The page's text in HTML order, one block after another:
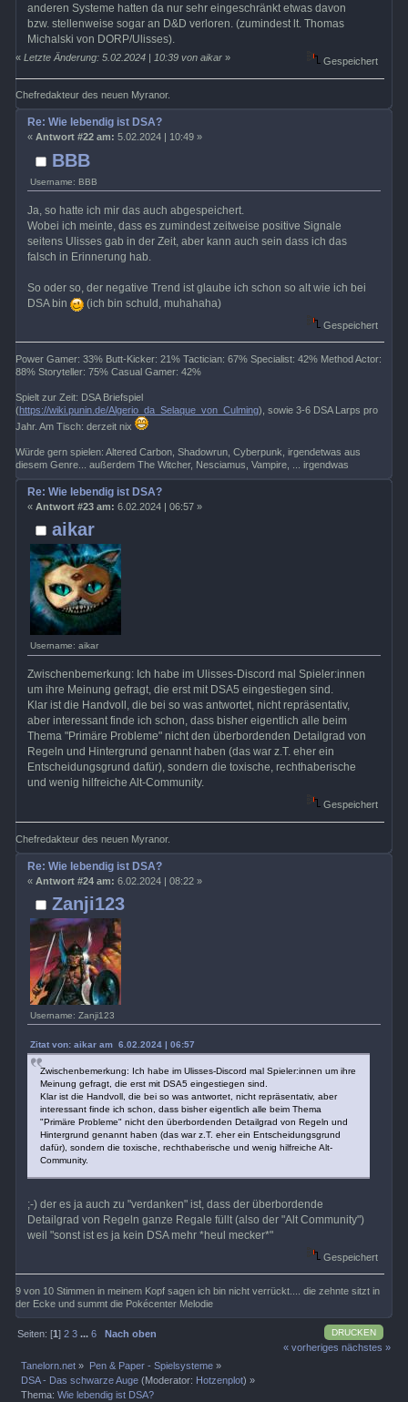
anderen Systeme hatten da nur sehr eingeschränkt etwas davon
bzw. stellenweise sogar an D&D verloren. (zumindest lt. Thomas
Michalski von DORP/Ulisses).
«Letzte Änderung: 5.02.2024 | 10:39 von aikar » Gespeichert
Chefredakteur des neuen Myranor.
BBB
Username: BBB
Re: Wie lebendig ist DSA?
« Antwort #22 am: 5.02.2024 | 10:49 »
Ja, so hatte ich mir das auch abgespeichert.
Wobei ich meinte, dass es zumindest zeitweise positive Signale
seitens Ulisses gab in der Zeit, aber kann auch sein dass ich das
falsch in Erinnerung hab.
So oder so, der negative Trend ist glaube ich schon so alt wie ich bei
DSA bin
(ich bin schuld, muhahaha)
Gespeichert
Power Gamer: 33% Butt-Kicker: 21% Tactician: 67% Specialist: 42% Method Actor:
88% Storyteller: 75% Casual Gamer: 42%
Spielt zur Zeit: DSA Briefspiel
(https://wiki.punin.de/Algerio_da_Selaque_von_Culming), sowie 3-6 DSA Larps pro
Jahr. Am Tisch: derzeit nix
Würde gern spielen: Altered Carbon, Shadowrun, Cyberpunk, irgendetwas aus
diesem Genre... außerdem The Witcher, Nesciamus, Vampire, ... irgendwas
aikar
Username: aikar
Re: Wie lebendig ist DSA?
« Antwort #23 am: 6.02.2024 | 06:57 »
Zwischenbemerkung: Ich habe im Ulisses-Discord mal Spieler:innen
um ihre Meinung gefragt, die erst mit DSA5 eingestiegen sind.
Klar ist die Handvoll, die bei so was antwortet, nicht repräsentativ,
aber interessant finde ich schon, dass bisher eigentlich alle beim
Thema "Primäre Probleme" nicht den überbordenden Detailgrad von
Regeln und Hintergrund genannt haben (das war z.T. eher ein
Entscheidungsgrund dafür), sondern die toxische, rechthaberische
und wenig hilfreiche Alt-Community.
Gespeichert
Chefredakteur des neuen Myranor.
Zanji123
Username: Zanji123
Re: Wie lebendig ist DSA?
« Antwort #24 am: 6.02.2024 | 08:22 »
Zitat von: aikar am 6.02.2024 | 06:57
Zwischenbemerkung: Ich habe im Ulisses-Discord mal Spieler:innen um ihre
Meinung gefragt, die erst mit DSA5 eingestiegen sind.
Klar ist die Handvoll, die bei so was antwortet, nicht repräsentativ, aber
interessant finde ich schon, dass bisher eigentlich alle beim Thema
"Primäre Probleme" nicht den überbordenden Detailgrad von Regeln und
Hintergrund genannt haben (das war z.T. eher ein Entscheidungsgrund
dafür), sondern die toxische, rechthaberische und wenig hilfreiche Alt-
Community.
;-) der es ja auch zu "verdanken" ist, dass der überbordende
Detailgrad von Regeln ganze Regale füllt (also der "Alt Community")
weil "sonst ist es ja kein DSA mehr *heul mecker*"
Gespeichert
9 von 10 Stimmen in meinem Kopf sagen ich bin nicht verrückt.... die zehnte sitzt in
der Ecke und summt die Pokécenter Melodie
DRUCKEN
Seiten: [1]2 3 ...6
Nach oben
« vorheriges nächstes »
Tanelorn.net » Pen & Paper - Spielsysteme»
DSA - Das schwarze Auge (Moderator: Hotzenplot) »
Thema:Wie lebendig ist DSA?